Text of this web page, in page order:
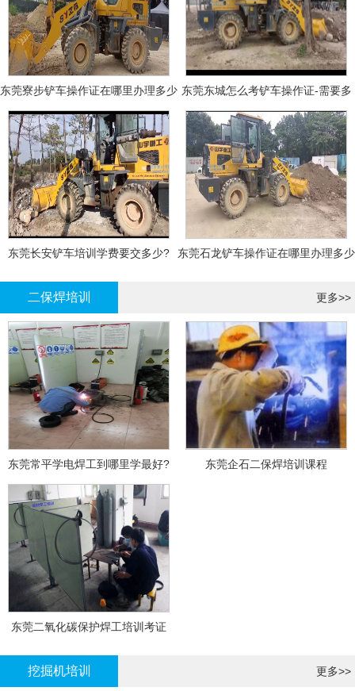
东莞寮步铲车操作证在哪里办理多少
钱
东莞东城怎么考铲车操作证-需要多
少钱?
东莞长安铲车培训学费要交多少?
东莞石龙铲车操作证在哪里办理多少
二保焊培训 更多>>
东莞常平学电焊工到哪里学最好? 东莞企石二保焊培训课程
东莞二氧化碳保护焊工培训考证
挖掘机培训 更多>>